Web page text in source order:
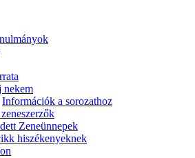
nekem
Információk a sorozathoz
Zeneünnepek
hiszékenyeknek